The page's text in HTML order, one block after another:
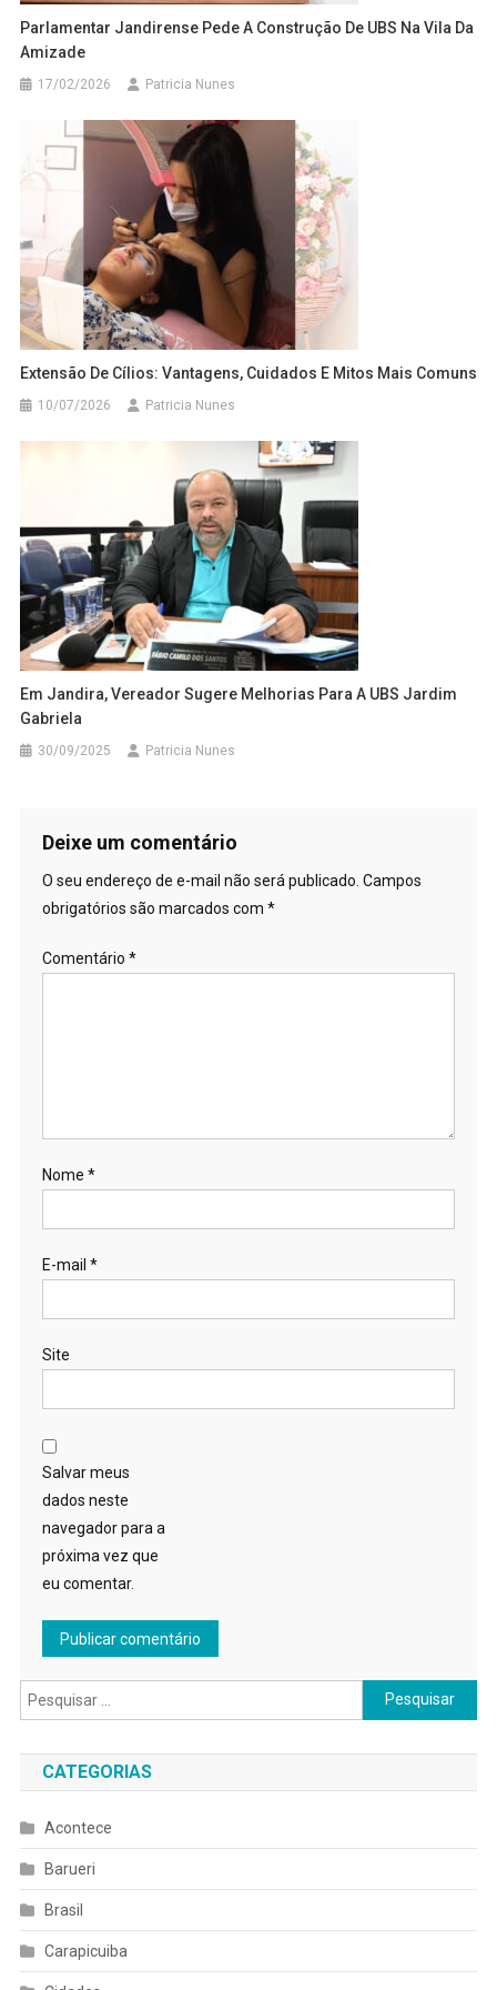
Parlamentar Jandirense Pede A Construção De UBS Na Vila Da
Amizade
17/02/2026 Patricia Nunes
Extensão De Cílios: Vantagens, Cuidados E Mitos Mais Comuns
10/07/2026 Patricia Nunes
Em Jandira, Vereador Sugere Melhorias Para A UBS Jardim
Gabriela
30/09/2025 Patricia Nunes
Deixe um comentário
O seu endereço de e-mail não será publicado. Campos
obrigatórios são marcados com *
Comentário *
Nome *
E-mail *
Site
Salvar meus
dados neste
navegador para a
próxima vez que
eu comentar.
Pesquisar
por:
CATEGORIAS
Acontece
Barueri
Brasil
Carapicuiba